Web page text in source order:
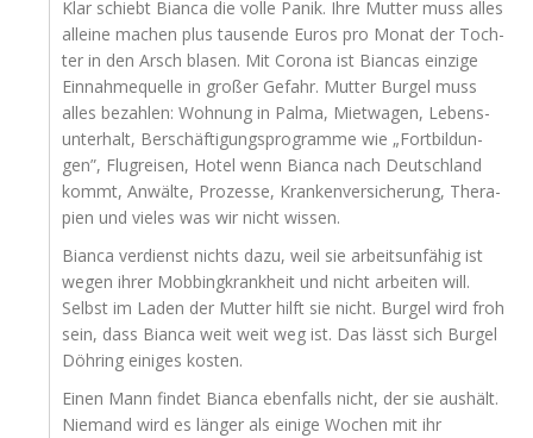
Klar schiebt Bian­ca die vol­le Panik. Ihre Mut­ter muss alles
allei­ne machen plus tau­sen­de Euros pro Monat der Toch­
ter in den Arsch bla­sen. Mit Coro­na ist Bian­cas ein­zi­ge
Ein­nah­me­quel­le in gro­ßer Gefahr. Mut­ter Bur­gel muss
alles bezah­len: Woh­nung in Pal­ma, Miet­wa­gen, Lebens­
un­ter­halt, Ber­schäf­ti­gungs­pro­gram­me wie „Fort­bil­dun­
gen”, Flug­rei­sen, Hotel wenn Bian­ca nach Deutsch­land
kommt, Anwäl­te, Pro­zes­se, Kran­ken­ver­si­che­rung, The­ra­
pien und vie­les was wir nicht wissen.
Bian­ca ver­dienst nichts dazu, weil sie arbeits­un­fä­hig ist
wegen ihrer Mob­bing­krank­heit und nicht arbei­ten will.
Selbst im Laden der Mut­ter hilft sie nicht. Bur­gel wird froh
sein, dass Bian­ca weit weit weg ist. Das lässt sich Bur­gel
Döh­ring eini­ges kosten.
Einen Mann fin­det Bian­ca eben­falls nicht, der sie aus­hält.
Nie­mand wird es län­ger als eini­ge Wochen mit ihr